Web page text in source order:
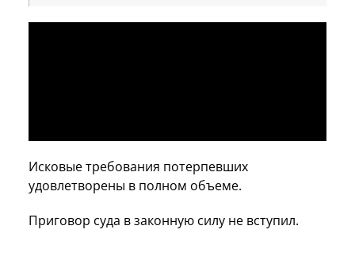
Исковые требования потерпевших
удовлетворены в полном объеме.
Приговор суда в законную силу не вступил.